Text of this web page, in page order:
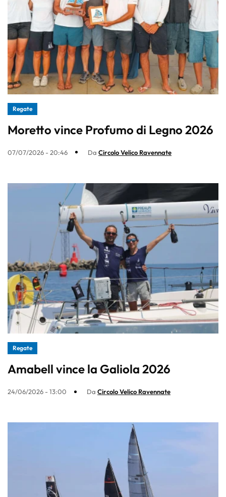
Regate
Moretto vince Profumo di Legno 2026
07/07/2026 - 20:46 Da Circolo Velico Ravennate
Regate
Amabell vince la Galiola 2026
24/06/2026 - 13:00 Da Circolo Velico Ravennate